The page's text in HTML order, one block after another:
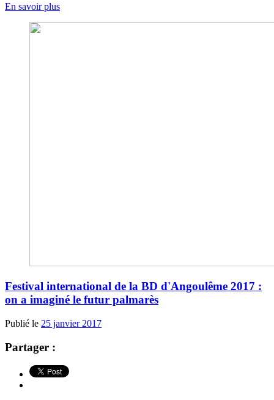
En savoir plus
Festival international de la BD d'Angoulême 2017 :
on a imaginé le futur palmarès
Publié le 25 janvier 2017
Partager :